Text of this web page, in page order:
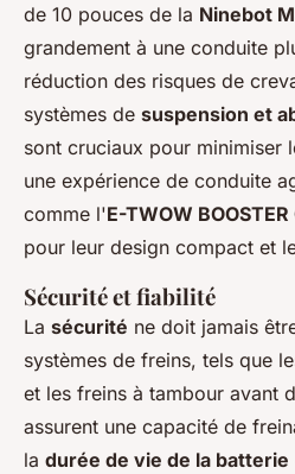
de 10 pouces de la Ninebot
grandement à une conduite
réduction des risques de
systèmes de suspension et
sont cruciaux pour minimiser
une expérience de conduite
comme l'E-TWOW BOOSTER
pour leur design compact et
Sécurité et fiabilité
La sécurité ne doit jamais
systèmes de freins, tels que
et les freins à tambour avant
assurent une capacité de
la durée de vie de la batterie